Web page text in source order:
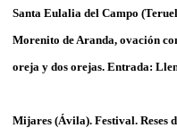
Santa Eulalia del Campo
Morenito de Aranda, ovación
oreja y dos orejas. Entrada:
Mijares (Ávila). Festival. Reses